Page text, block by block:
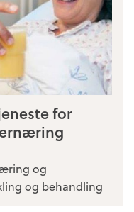
for
og
og behandling